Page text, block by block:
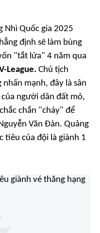
Nhì Quốc gia 2025
định sẽ làm bùng
"tắt lửa" 4 năm qua
League. Chủ tịch
nhấn mạnh, đây là sân
người dân đất mỏ,
chắn "cháy" để
Văn Đàn. Quảng
tiêu của đội là giành 1